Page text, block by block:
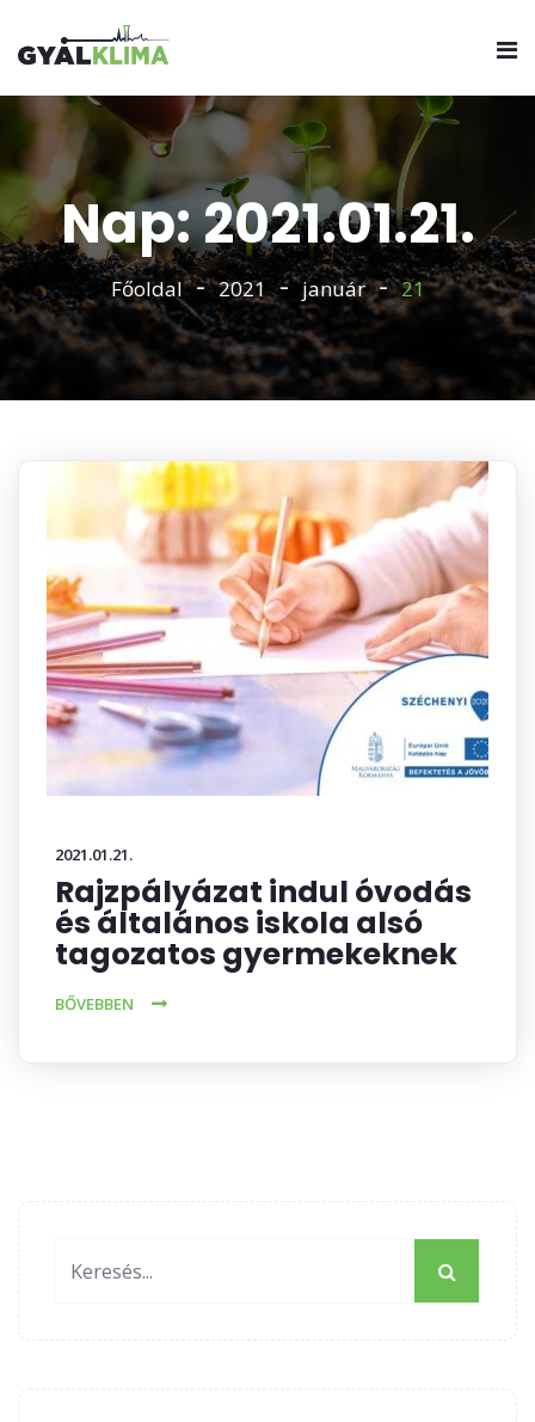
Nap: 2021.01.21.
Főoldal 2021 január 21
2021.01.21.
Rajzpályázat indul óvodás
és általános iskola alsó
tagozatos gyermekeknek
BŐVEBBEN